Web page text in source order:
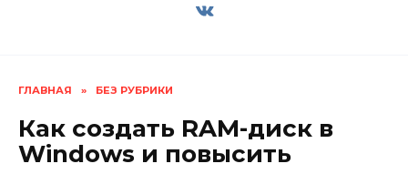
ГЛАВНАЯ » БЕЗ РУБРИКИ
Как создать RAM-диск в
Windows и повысить